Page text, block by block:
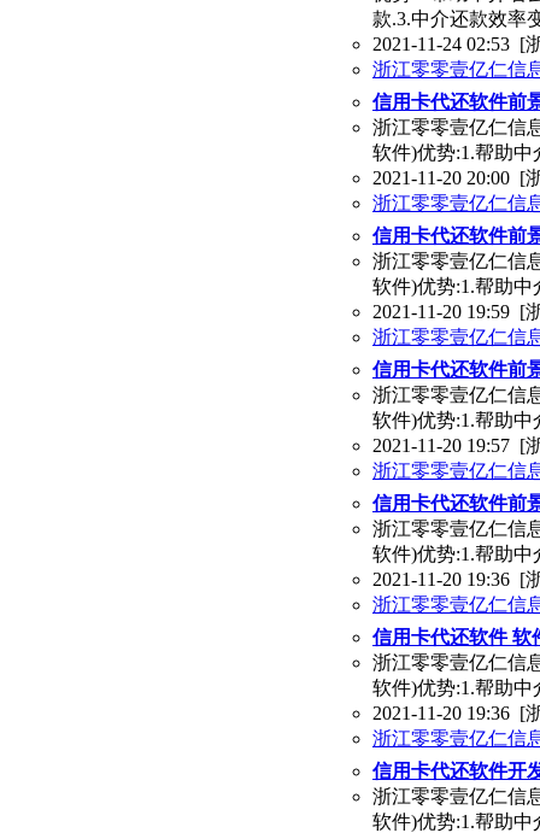
款.3.中介还款效率
2021-11-24 02:53 [
浙江零零壹亿仁信
信用卡代还软件前
浙江零零壹亿仁信
软件)优势:1.帮助
2021-11-20 20:00 [
浙江零零壹亿仁信
信用卡代还软件前
浙江零零壹亿仁信
软件)优势:1.帮助
2021-11-20 19:59 [
浙江零零壹亿仁信
信用卡代还软件前
浙江零零壹亿仁信
软件)优势:1.帮助
2021-11-20 19:57 [
浙江零零壹亿仁信
信用卡代还软件前
浙江零零壹亿仁信
软件)优势:1.帮助
2021-11-20 19:36 [
浙江零零壹亿仁信
信用卡代还软件 软
浙江零零壹亿仁信
软件)优势:1.帮助
2021-11-20 19:36 [
浙江零零壹亿仁信
信用卡代还软件开
浙江零零壹亿仁信
软件)优势:1.帮助